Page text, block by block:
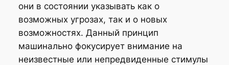
они в состоянии указывать как о
возможных угрозах, так и о новых
возможностях. Данный принцип
машинально фокусирует внимание на
неизвестные или непредвиденные стимулы